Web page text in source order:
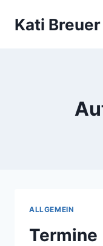
InhaltKati Breuer
ALLGEMEIN
Termine